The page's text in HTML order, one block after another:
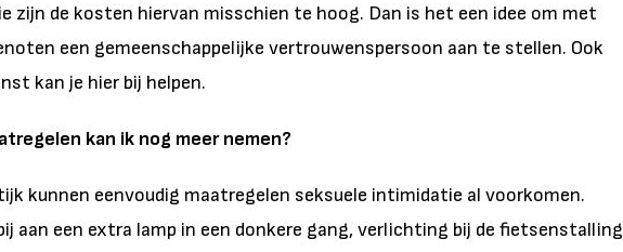
zijn de kosten hiervan misschien te hoog. Dan is het een idee om met
een gemeenschappelijke vertrouwenspersoon aan te stellen. Ook
kan je hier bij helpen.
kan ik nog meer nemen?
kunnen eenvoudig maatregelen seksuele intimidatie al voorkomen.
aan een extra lamp in een donkere gang, verlichting bij de fietsenstalling